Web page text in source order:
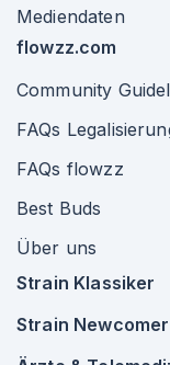
Mediendaten
flowzz.com
Community
FAQs
FAQs flowzz
Best Buds
Über uns
Strain Klassiker
Strain Newcomer